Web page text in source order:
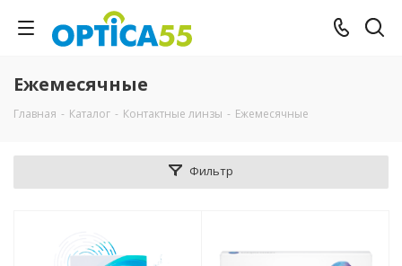
Ежемесячные
Главная - Каталог - Контактные линзы - Ежемесячные
Фильтр